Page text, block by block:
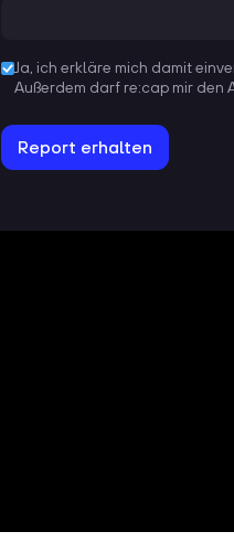
Ja, ich erkläre mich damit
Außerdem darf re:cap mir den